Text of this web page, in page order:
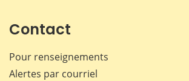
Contact
Pour renseignements
Alertes par courriel